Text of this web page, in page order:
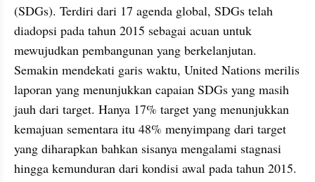
(SDGs). Terdiri dari 17 agenda global, SDGs telah
diadopsi pada tahun 2015 sebagai acuan untuk
mewujudkan pembangunan yang berkelanjutan.
Semakin mendekati garis waktu, United Nations merilis
laporan yang menunjukkan capaian SDGs yang masih
jauh dari target. Hanya 17% target yang menunjukkan
kemajuan sementara itu 48% menyimpang dari target
yang diharapkan bahkan sisanya mengalami stagnasi
hingga kemunduran dari kondisi awal pada tahun 2015.